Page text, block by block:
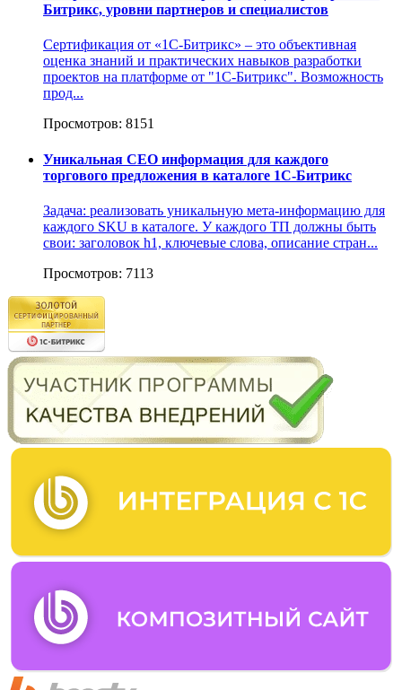
Битрикс, уровни партнеров и специалистов
Сертификация от «1С-Битрикс» – это объективная
оценка знаний и практических навыков разработки
проектов на платформе от "1С-Битрикс". Возможность
прод...
Просмотров: 8151
Уникальная СЕО информация для каждого
торгового предложения в каталоге 1С-Битрикс
Задача: реализовать уникальную мета-информацию для
каждого SKU в каталоге. У каждого ТП должны быть
свои: заголовок h1, ключевые слова, описание стран...
Просмотров: 7113